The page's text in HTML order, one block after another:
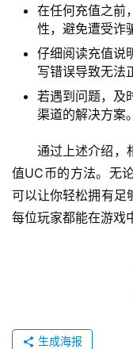
在任何充值之前
性，避免遭受诈
仔细阅读充值说
写错误导致无法
若遇到问题，及
渠道的解决方案。
通过上述介绍，
值UC币的方法。无
可以让你轻松拥有足
每位玩家都能在游戏
生成海报